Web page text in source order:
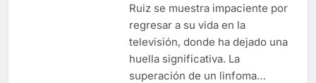
Ruiz se muestra impaciente por
regresar a su vida en la
televisión, donde ha dejado una
huella significativa. La
superación de un linfoma…